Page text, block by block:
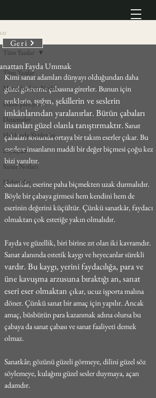
Tüm Yazılar
Meraklısı İçin Notlar
Edebi Şahsiyetler
Denemeler
Hakkında Yazılanlar
Söyleşiler
Sanat Notları
Mektuplar
Tüm Yazılar
Fayda Ummak
Kimi sanat adamları dünyayı olduğundan daha
güzel gösterme çabasına girerler. Bunun için
renklerin, ışığın, şekillerin ve seslerin
imkânlarından yaralanırlar. Bütün çabaları
insanları güzel olanla tanıştırmaktır. Sanat
çabaları sonunda ortaya bir takım eserler çıkar. Bu
eserlere insanların maddi bir değer biçmesi çoğu kez
bizi yanıltır.
Sanatkâr, eserine paha biçmekten uzak durmalıdır.
Böyle bir çabaya girmesi hem kendini hem de
eserinin değerini küçültür. Çünkü sanatkâr, faydacı
olmaktan çok estetiğe yakın olmalıdır.
Fayda ve güzellik, biri birine zıt olan iki kavramdır.
Sanat alanında estetik kaygı ve heyecanlar sürekli
vardır. Bu kaygı, yerini faydacılığa, para ve
üne kavuşma arzusuna bıraktığı an, sanat
eseri eser olmaktan çıkar, ucuz işporta malına
döner. Çünkü sanat bir amaç için yapılır. Ancak
amaç, büsbütün para kazanmak adına olursa bu
çabaya da sanat çabası ve sanat faaliyeti demek
olmaz.
Sanatkâr; gözünü güzeli görmeye, dilini güzel söz
söylemeye, kulağını güzel sesler duymaya, açan
adamdır.
Geri